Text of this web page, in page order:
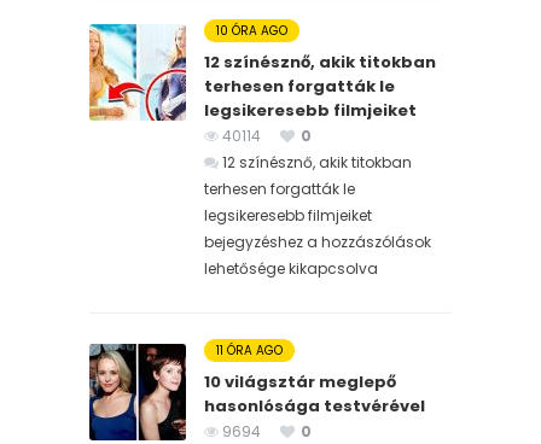
10 ÓRA AGO
12 színésznő, akik titokban
terhesen forgatták le
legsikeresebb filmjeiket
40114
0
12 színésznő, akik titokban
terhesen forgatták le
legsikeresebb filmjeiket
bejegyzéshez a hozzászólások
lehetősége kikapcsolva
11 ÓRA AGO
10 világsztár meglepő
hasonlósága testvérével
9694
0